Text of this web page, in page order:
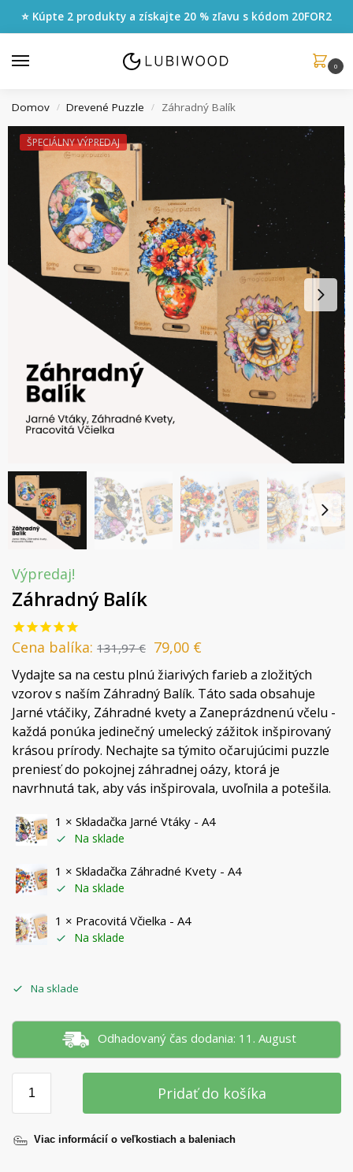
⭐ Kúpte 2 produkty a získajte 20 % zľavu s kódom 20FOR2
0
Domov / Drevené Puzzle / Záhradný Balík
ŠPECIÁLNY VÝPREDAJ
Výpredaj!
Záhradný Balík
Cena balíka: 131,97€ 79,00 €
Vydajte sa na cestu plnú žiarivých farieb a zložitých
vzorov s naším Záhradný Balík. Táto sada obsahuje
Jarné vtáčiky, Záhradné kvety a Zaneprázdnenú včelu -
každá ponúka jedinečný umelecký zážitok inšpirovaný
krásou prírody. Nechajte sa týmito očarujúcimi puzzle
preniesť do pokojnej záhradnej oázy, ktorá je
navrhnutá tak, aby vás inšpirovala, uvoľnila a potešila.
1 × Skladačka Jarné Vtáky - A4
Na sklade
1 × Skladačka Záhradné Kvety - A4
Na sklade
1 × Pracovitá Včielka - A4
Na sklade
Na sklade
Odhadovaný čas dodania: 11. August
Pridať do košíka
Viac informácií o veľkostiach a baleniach